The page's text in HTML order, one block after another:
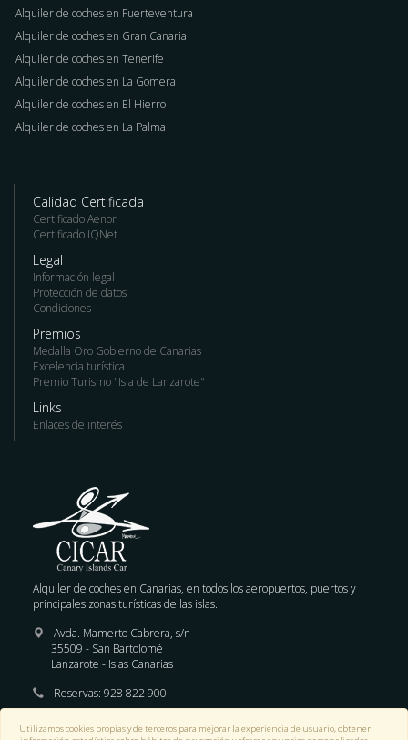
Alquiler de coches en Fuerteventura
Alquiler de coches en Gran Canaria
Alquiler de coches en Tenerife
Alquiler de coches en La Gomera
Alquiler de coches en El Hierro
Alquiler de coches en La Palma
Calidad Certificada
Certificado Aenor
Certificado IQNet
Legal
Información legal
Protección de datos
Condiciones
Premios
Medalla Oro Gobierno de Canarias
Excelencia turística
Premio Turismo "Isla de Lanzarote"
Links
Enlaces de interés
Alquiler de coches en Canarias, en todos los aeropuertos, puertos y
principales zonas turísticas de las islas.
Avda. Mamerto Cabrera, s/n
35509 - San Bartolomé
Lanzarote - Islas Canarias
Reservas: 928 822 900
E-mail :
reservas@cicar.com
Utilizamos cookies propias y de terceros para mejorar la experiencia de usuario, obtener